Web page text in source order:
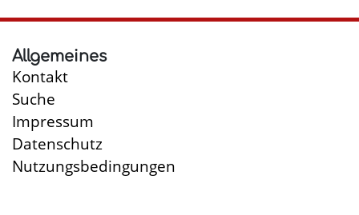
Allgemeines
Kontakt
Suche
Impressum
Datenschutz
Nutzungsbedingungen